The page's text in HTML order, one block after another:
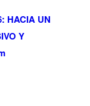
HACIA UN
Y